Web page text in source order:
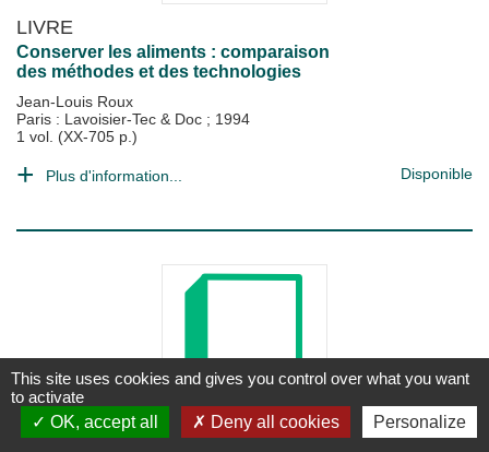
LIVRE
Conserver les aliments : comparaison
des méthodes et des technologies
Jean-Louis Roux
Paris : Lavoisier-Tec & Doc ; 1994
1 vol. (XX-705 p.)
Plus d'information... Disponible
This site uses cookies and gives you control over what you want
to activate
OK, accept all
Deny all cookies Personalize